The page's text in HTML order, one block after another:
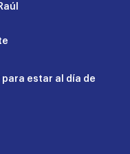
estar al día de